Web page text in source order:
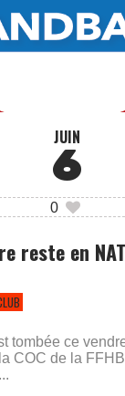
JUIN
6
0
reste en
tombée ce
COC de la